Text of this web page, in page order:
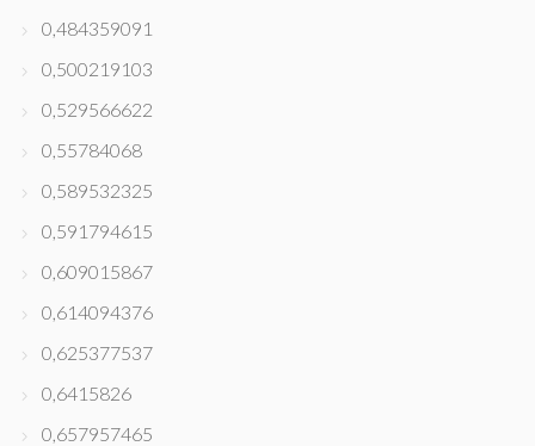
0,484359091
0,500219103
0,529566622
0,55784068
0,589532325
0,591794615
0,609015867
0,614094376
0,625377537
0,6415826
0,657957465